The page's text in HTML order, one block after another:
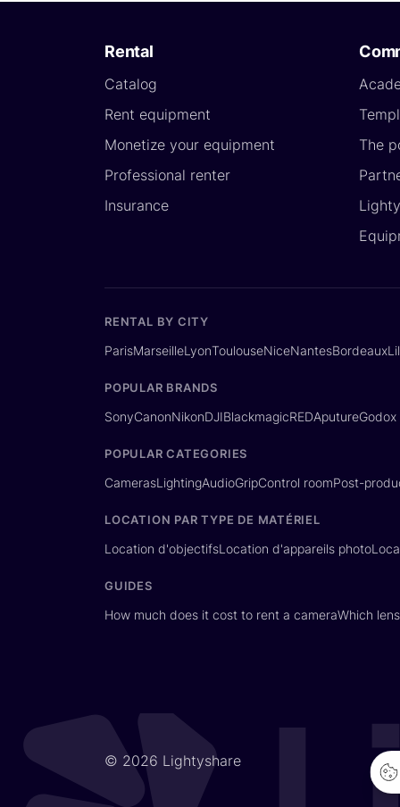
Rental
Catalog
Rent equipment
Monetize your equipment
Professional renter
Insurance
The
RENTAL BY CITY
ParisMarseilleLyonToulouseNiceNantesBordeaux
POPULAR BRANDS
SonyCanonNikonDJIBlackmagicREDAputureGodox
POPULAR CATEGORIES
CamerasLightingAudioGripControl roomPost-
LOCATION PAR TYPE DE MATÉRIEL
Location d'objectifsLocation d'appareils photo
GUIDES
How much does it cost to rent a cameraWhich
© 2026 Lightyshare